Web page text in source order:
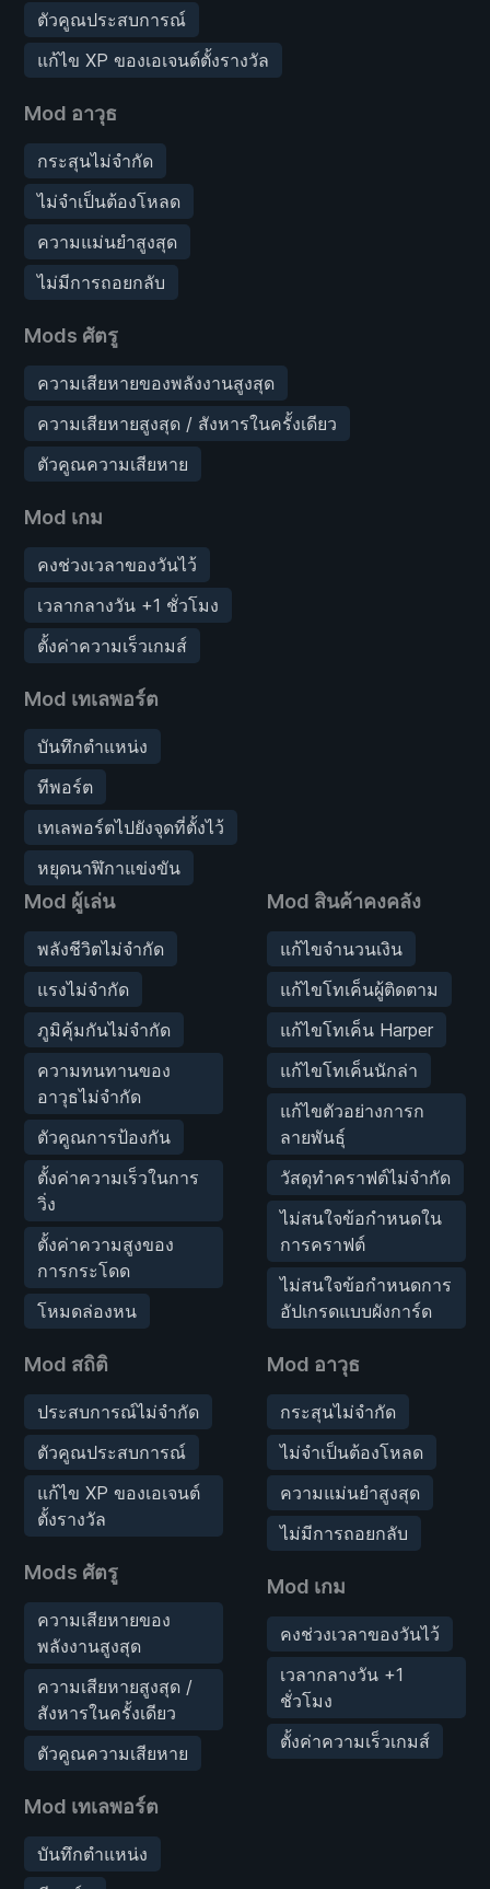
ตัวคูณประสบการณ์
แก้ไข XP ของเอเจนต์ตั้งรางวัล
Mod อาวุธ
กระสุนไม่จำกัด
ไม่จำเป็นต้องโหลด
ความแม่นยำสูงสุด
ไม่มีการถอยกลับ
Mods ศัตรู
ความเสียหายของพลังงานสูงสุด
ความเสียหายสูงสุด / สังหารในครั้งเดียว
ตัวคูณความเสียหาย
Mod เกม
คงช่วงเวลาของวันไว้
เวลากลางวัน +1 ชั่วโมง
ตั้งค่าความเร็วเกมส์
Mod เทเลพอร์ต
บันทึกตำแหน่ง
ทีพอร์ต
เทเลพอร์ตไปยังจุดที่ตั้งไว้
หยุดนาฬิกาแข่งขัน
Mod ผู้เล่น
พลังชีวิตไม่จำกัด
แรงไม่จำกัด
ภูมิคุ้มกันไม่จำกัด
ความทนทานของ
อาวุธไม่จำกัด
ตัวคูณการป้องกัน
ตั้งค่าความเร็วในการ
วิ่ง
ตั้งค่าความสูงของ
การกระโดด
โหมดล่องหน
Mod สถิติ
ประสบการณ์ไม่จำกัด
ตัวคูณประสบการณ์
แก้ไข XP ของเอเจนต์
ตั้งรางวัล
Mods ศัตรู
ความเสียหายของ
พลังงานสูงสุด
ความเสียหายสูงสุด /
สังหารในครั้งเดียว
ตัวคูณความเสียหาย
Mod เทเลพอร์ต
บันทึกตำแหน่ง
Mod สินค้าคงคลัง
แก้ไขจำนวนเงิน
แก้ไขโทเค็นผู้ติดตาม
แก้ไขโทเค็น Harper
แก้ไขโทเค็นนักล่า
แก้ไขตัวอย่างการก
ลายพันธุ์
วัสดุทำคราฟต์ไม่จำกัด
ไม่สนใจข้อกำหนดใน
การคราฟต์
ไม่สนใจข้อกำหนดการ
อัปเกรดแบบผังการ์ด
Mod อาวุธ
กระสุนไม่จำกัด
ไม่จำเป็นต้องโหลด
ความแม่นยำสูงสุด
ไม่มีการถอยกลับ
Mod เกม
คงช่วงเวลาของวันไว้
เวลากลางวัน +1
ชั่วโมง
ตั้งค่าความเร็วเกมส์